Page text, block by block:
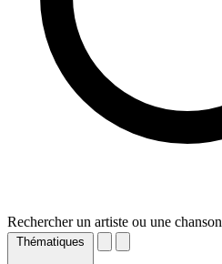
Rechercher un artiste ou une chanson
Thématiques